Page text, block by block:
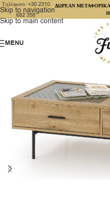
Skip to navigation
Skip to main content
Τηλέφωνο: +30 2310
682 358
ΔΩΡΕΑΝ
MENU